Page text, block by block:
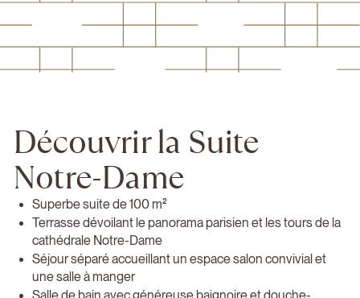
Découvrir la Suite
Notre-Dame
Superbe suite de 100 m²
Terrasse dévoilant le panorama parisien et les tours de la
cathédrale Notre-Dame
Séjour séparé accueillant un espace salon convivial et
une salle à manger